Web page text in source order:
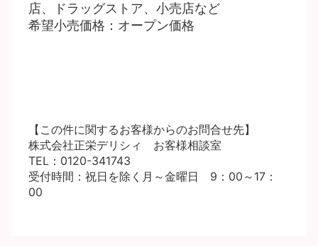
店、ドラッグストア、小売店など
希望小売価格：オープン価格
【この件に関するお客様からのお問合せ先】
株式会社正栄デリシィ お客様相談室
TEL：0120-341743
受付時間：祝日を除く月～金曜日 9：00～17：
00